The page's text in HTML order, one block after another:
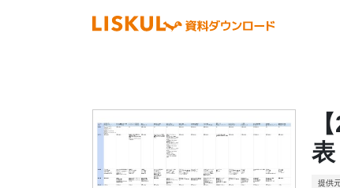
表
提供